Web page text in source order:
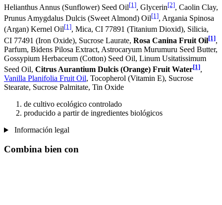
Helianthus Annus (Sunflower) Seed Oil[1], Glycerin[2], Caolin Clay,
Prunus Amygdalus Dulcis (Sweet Almond) Oil[1], Argania Spinosa
(Argan) Kernel Oil[1], Mica, CI 77891 (Titanium Dioxid), Silicia,
CI 77491 (Iron Oxide), Sucrose Laurate, Rosa Canina Fruit Oil[1],
Parfum, Bidens Pilosa Extract, Astrocaryum Murumuru Seed Butter,
Gossypium Herbaceum (Cotton) Seed Oil, Linum Usitatissimum
Seed Oil, Citrus Aurantium Dulcis (Orange) Fruit Water[1],
Vanilla Planifolia Fruit Oil, Tocopherol (Vitamin E), Sucrose
Stearate, Sucrose Palmitate, Tin Oxide
de cultivo ecológico controlado
producido a partir de ingredientes biológicos
Información legal
Combina bien con